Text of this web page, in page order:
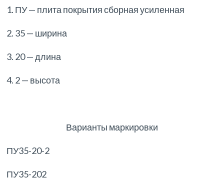
1. ПУ — плита покрытия сборная усиленная
2. 35 — ширина
3. 20 — длина
4. 2 — высота
Варианты маркировки
ПУ35-20-2
ПУ35-202